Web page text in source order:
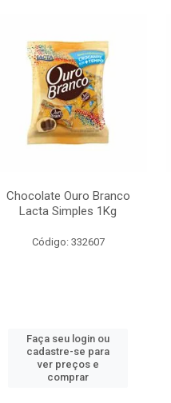
Chocolate Ouro Branco
Lacta Simples 1Kg
Código: 332607
Faça seu login ou
cadastre-se para
ver preços e
comprar